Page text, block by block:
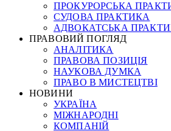
ПРОКУРОРСЬКА
СУДОВА ПРАКТИКА
АДВОКАТСЬКА
ПРАВОВИЙ ПОГЛЯД
АНАЛІТИКА
ПРАВОВА ПОЗИЦІЯ
НАУКОВА ДУМКА
ПРАВО В МИСТЕЦТВІ
НОВИНИ
УКРАЇНА
МІЖНАРОДНІ
КОМПАНІЙ